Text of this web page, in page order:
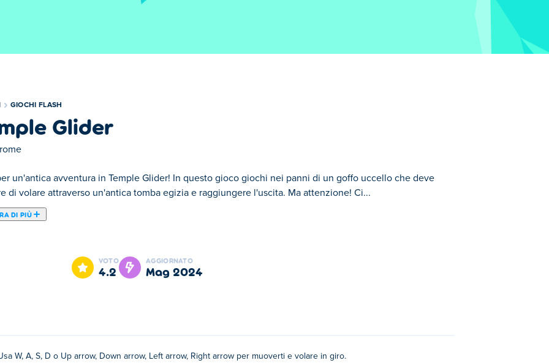
GIOCHI FLASH
Glider
un'antica avventura in Temple Glider! In questo gioco giochi nei panni di un goffo uccello che deve
di volare attraverso un'antica tomba egizia e raggiungere l'uscita. Ma attenzione! Ci...
DI PIÙ
In questo gioco giochi nei panni di un goffo uccello che deve cercare di volare attraverso un'antica
quando vuoi! Riuscirai a portare il Temple Glider a terra in sicurezza?
e volare!
VOTO
4.2
AGGIORNATO
mag 2024
W, A, S, D o Up arrow, Down arrow, Left arrow, Right arrow per muoverti e volare in giro.